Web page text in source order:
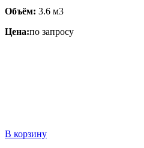
Объём: 3.6 м3
Цена:по запросу
В корзину